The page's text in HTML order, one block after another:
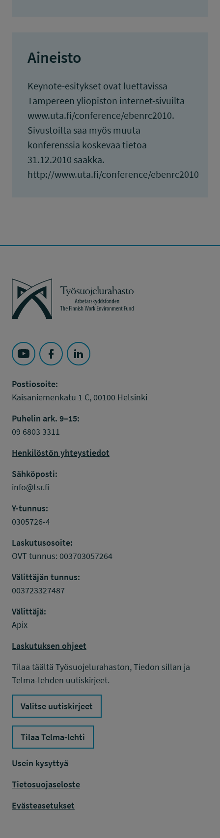
Aineisto
Keynote-esitykset ovat luettavissa
Tampereen yliopiston internet-sivuilta
www.uta.fi/conference/ebenrc2010.
Sivustoilta saa myös muuta
konferenssia koskevaa tietoa
31.12.2010 saakka.
http://www.uta.fi/conference/ebenrc2010
Työsuojelurahasto
Seuraa Työsuojelurahasto kohteessa: YouTube
Seuraa Työsuojelurahasto kohteessa:
Seuraa Työsuojelurahasto kohteessa:
Postiosoite:
Kaisaniemenkatu 1 C, 00100 Helsinki
Puhelin ark. 9–15:
09 6803 3311
Henkilöstön yhteystiedot
Sähköposti:
info@tsr.fi
Y-tunnus:
0305726-4
Laskutusosoite:
OVT tunnus: 003703057264
Välittäjän tunnus:
003723327487
Välittäjä:
Apix
Laskutuksen ohjeet
Tilaa täältä Työsuojelurahaston, Tiedon sillan ja
Telma-lehden uutiskirjeet.
Valitse uutiskirjeet
Tilaa Telma-lehti
Usein kysyttyä
Tietosuojaseloste
Evästeasetukset